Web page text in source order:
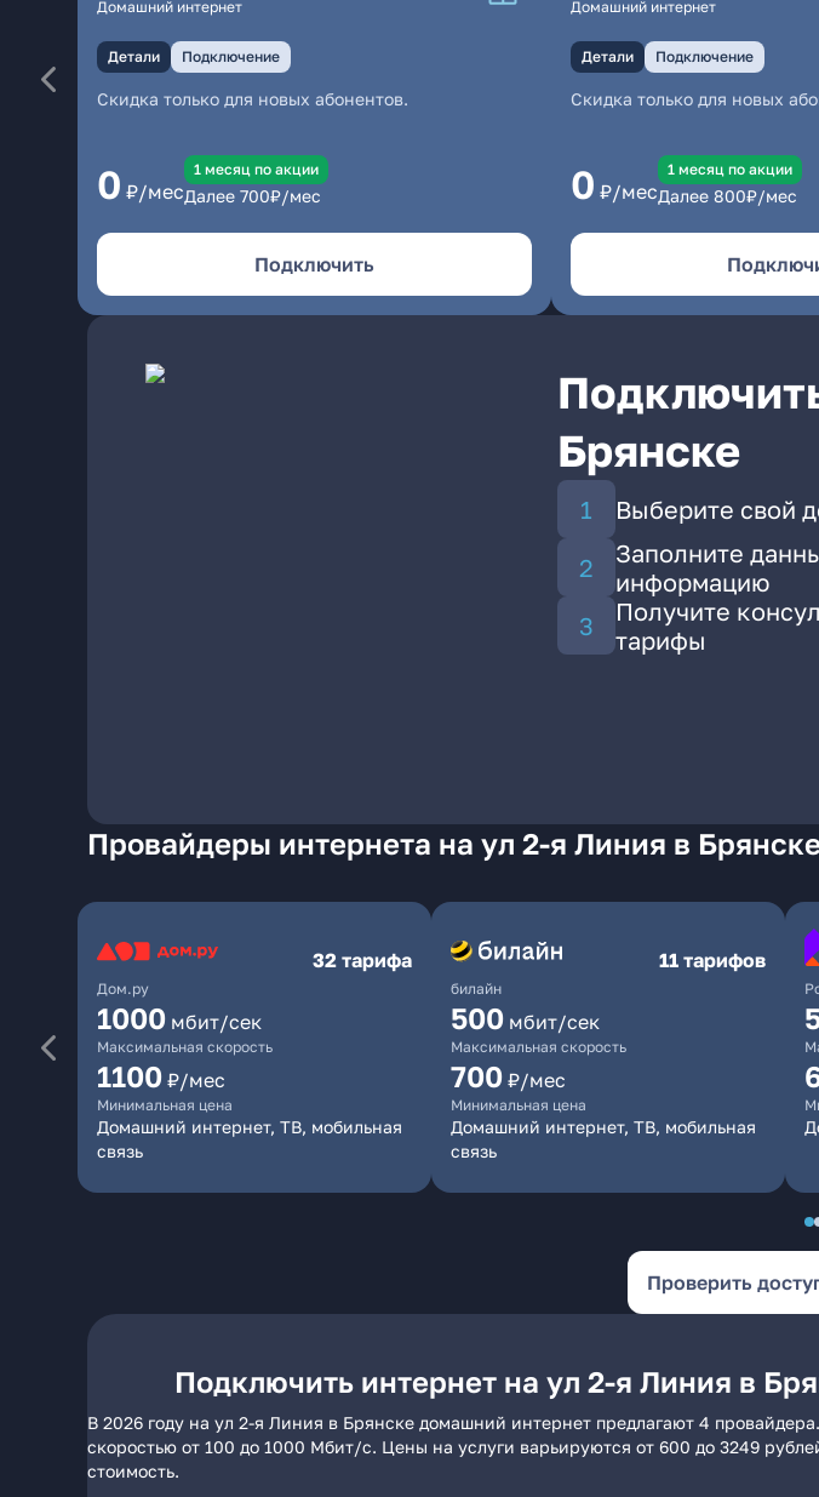
Домашний интернет
Детали Подключение
Скидка только для новых абонентов.
0 ₽/мес
1 месяц по акции
Далее 700₽/мес
Подключить
Домашний интернет
Детали Подключение
Скидка только для новых
0 ₽/мес
1 месяц по акции
Далее 800₽/мес
Брянске
Выберите свой
Заполните
информацию
Получите
тарифы
Провайдеры интернета на ул 2-я Линия в Брянске
Дом.ру
32 тарифа
1000 мбит/сек
Максимальная скорость
1100 ₽/мес
Минимальная цена
Домашний интернет, ТВ, мобильная
связь
билайн
11 тарифов
500 мбит/сек
Максимальная скорость
700 ₽/мес
Минимальная цена
Домашний интернет, ТВ, мобильная
связь
Проверить
Подключить интернет на ул 2-я Линия в
В 2026 году на ул 2-я Линия в Брянске домашний интернет предлагают 4
скоростью от 100 до 1000 Мбит/с. Цены на услуги варьируются от 600 до 3249
стоимость.